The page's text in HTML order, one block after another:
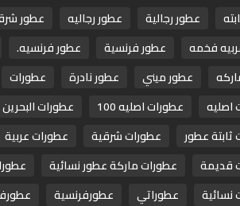
عطور رجالية عطور رجاليه عطور
فخمه
عطور فرنسية عطور فرنسيه.
عطور ميني عطور نادرة عطورات
اصليه
عطورات اصليه 100 عطورات البحرين
عطور
عطورات شرقية عطورات عربية
قديمة
عطورات ماركة عطور نسائية
نسائية
عطوراتي عطورفرنسية